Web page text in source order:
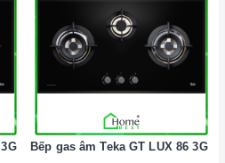
cơ bên trong máy bạn không nên
vào trong máy.
tăng tuổi thọ cho máy hơn hết
độ của máy, không nên lạm dụng
chỉ cần để máy ở mức công suất
nhiều dầu mỡ như: chiên, xào,
Bếp gas âm Teka GT LUX 86 3G